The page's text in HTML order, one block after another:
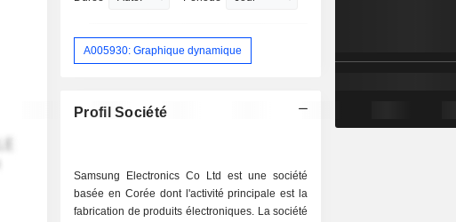
A005930: Graphique dynamique
Profil Société
Samsung Electronics Co Ltd est une société
basée en Corée dont l'activité principale est la
fabrication de produits électroniques. La société